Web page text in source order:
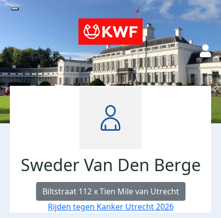
Sweder Van Den Berge
Biltstraat 112 x Tien Mile van Utrecht
Rijden tegen Kanker Utrecht 2026